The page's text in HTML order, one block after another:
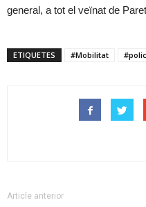
general, a tot el veïnat de
ETIQUETES #Mobilitat
Article anterior